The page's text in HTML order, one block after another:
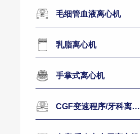
毛细管血液离心机
乳脂离心机
手掌式离心机
CGF变速程序/牙科离心机